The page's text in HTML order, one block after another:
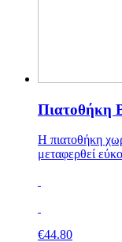
Πιατοθήκη
Η πιατοθήκη
μεταφερθεί
€44.80